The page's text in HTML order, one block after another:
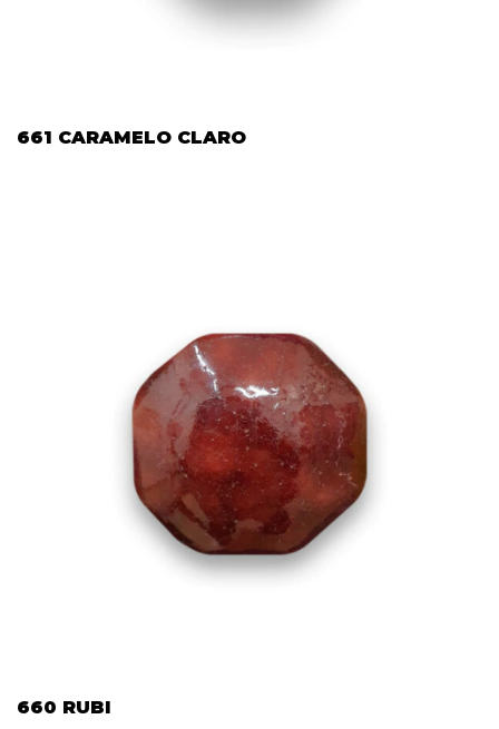
661 CARAMELO CLARO
660 RUBI